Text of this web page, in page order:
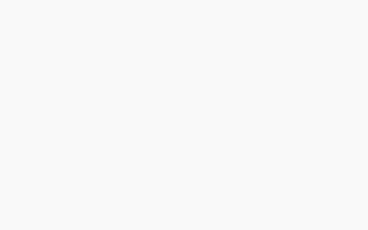
健人士提供無障礙環境，所有能提供運輸
可證的傷殘人士司機，可獲半價月租泊車
輛充電設施
泛使用電動車輛的措施，房協一直按需求
況下，與電力供應公司合作，於現有停車
外，為配合政府政策及最新的規劃指引，